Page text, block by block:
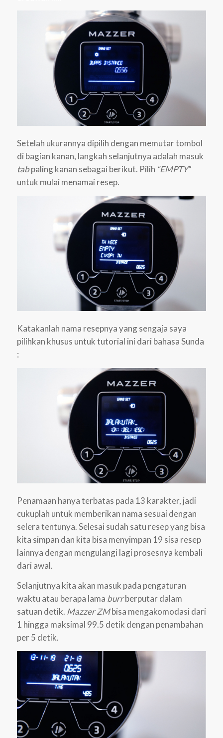
Setelah ukurannya dipilih dengan memutar tombol
di bagian kanan, langkah selanjutnya adalah masuk
tabpaling kanan sebagai berikut. Pilih “EMPTY”
untuk mulai menamai resep.
Katakanlah nama resepnya yang sengaja saya
pilihkan khusus untuk tutorial ini dari bahasa Sunda
:
Penamaan hanya terbatas pada 13 karakter, jadi
cukuplah untuk memberikan nama sesuai dengan
selera tentunya. Selesai sudah satu resep yang bisa
kita simpan dan kita bisa menyimpan 19 sisa resep
lainnya dengan mengulangi lagi prosesnya kembali
dari awal.
Selanjutnya kita akan masuk pada pengaturan
waktu atau berapa lama burrberputar dalam
satuan detik. Mazzer ZMbisa mengakomodasi dari
1 hingga maksimal 99.5 detik dengan penambahan
per 5 detik.